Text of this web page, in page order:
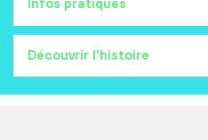
Infos pratiques
Découvrir l'histoire